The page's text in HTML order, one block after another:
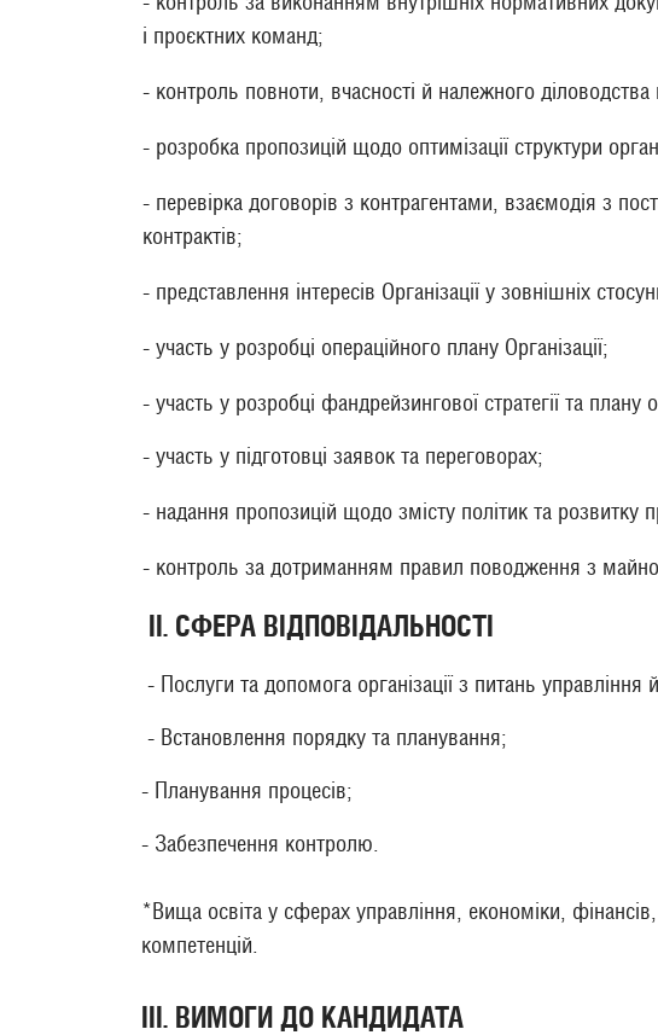
і проєктних команд;
- контроль повноти, вчасності й належного діловодства
- розробка пропозицій щодо оптимізації структури
- перевірка договорів з контрагентами, взаємодія з
контрактів;
- представлення інтересів Організації у зовнішніх
- участь у розробці операційного плану Організації;
- участь у розробці фандрейзингової стратегії та плану
- участь у підготовці заявок та переговорах;
- надання пропозицій щодо змісту політик та розвитку
- контроль за дотриманням правил поводження з
ІІ. СФЕРА ВІДПОВІДАЛЬНОСТІ
- Послуги та допомога організації з питань управління
- Встановлення порядку та планування;
- Планування процесів;
- Забезпечення контролю.
*Вища освіта у сферах управління, економіки, фінансів,
компетенцій.
ІІІ. ВИМОГИ ДО КАНДИДАТА